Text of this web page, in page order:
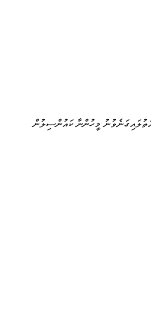
މީހުންނާ ކައުންސިލުން